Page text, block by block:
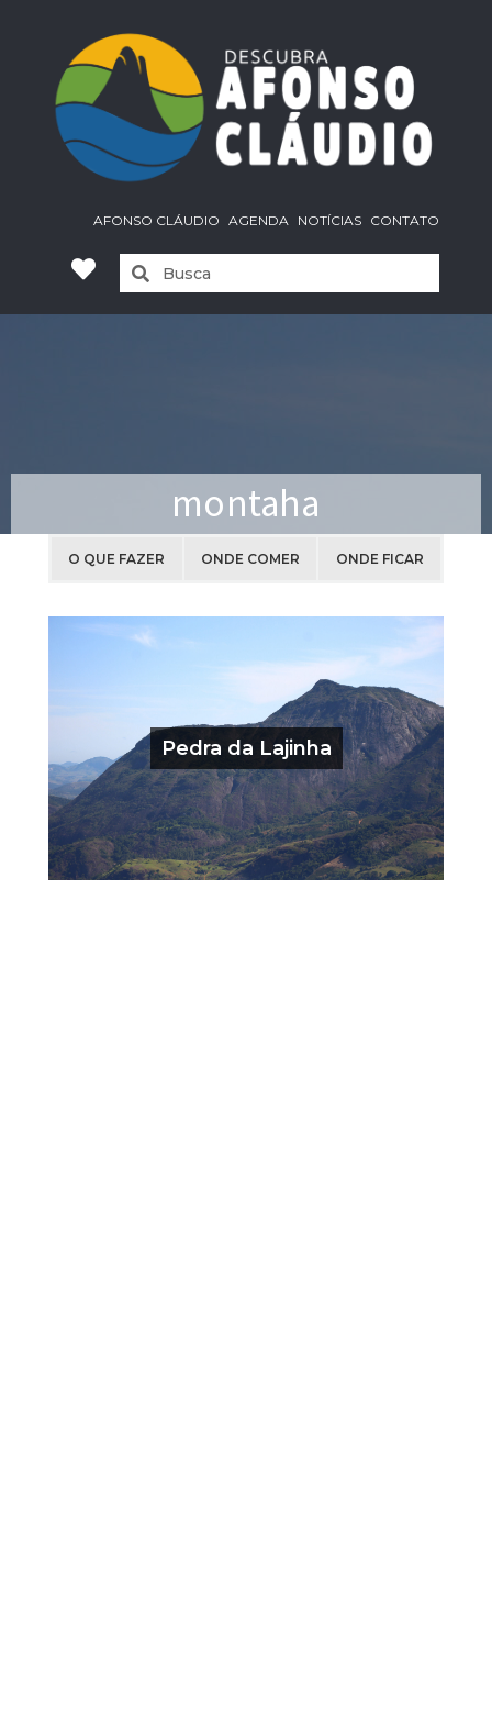
AFONSO CLÁUDIO AGENDA NOTÍCIAS CONTATO
montaha
O QUE FAZER ONDE COMER ONDE FICAR
Pedra da Lajinha